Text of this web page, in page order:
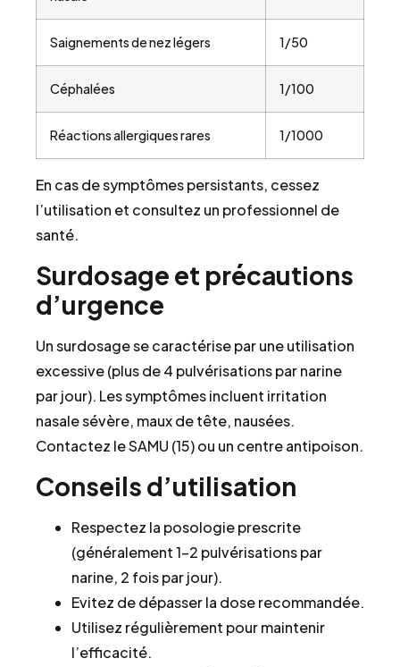
Saignements de nez légers 1/50
Céphalées 1/100
Réactions allergiques rares 1/1000
En cas de symptômes persistants, cessez
l’utilisation et consultez un professionnel de
santé.
Surdosage et précautions
d’urgence
Un surdosage se caractérise par une utilisation
excessive (plus de 4 pulvérisations par narine
par jour). Les symptômes incluent irritation
nasale sévère, maux de tête, nausées.
Contactez le SAMU (15) ou un centre antipoison.
Conseils d’utilisation
Respectez la posologie prescrite
(généralement 1–2 pulvérisations par
narine, 2 fois par jour).
Evitez de dépasser la dose recommandée.
Utilisez régulièrement pour maintenir
l’efficacité.